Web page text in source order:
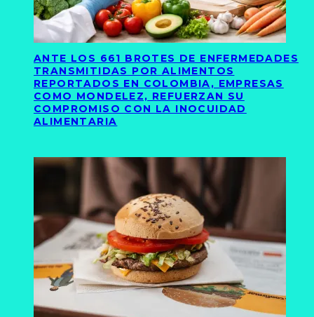
ANTE LOS 661 BROTES DE ENFERMEDADES
TRANSMITIDAS POR ALIMENTOS
REPORTADOS EN COLOMBIA, EMPRESAS
COMO MONDELEZ, REFUERZAN SU
COMPROMISO CON LA INOCUIDAD
ALIMENTARIA